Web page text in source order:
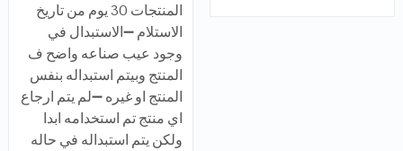
المنتجات 30 يوم من تاريخ
الاستلام ➖الاستبدال في
وجود عيب صناعه واضح ف
المنتج وبيتم استبداله بنفس
المنتج او غيره ➖لم يتم ارجاع
اي منتج تم استخدامه ابدا
ولكن يتم استبداله في حاله